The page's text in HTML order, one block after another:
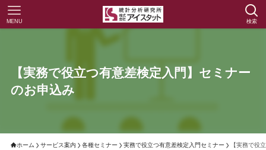
検索
MENU
【実務で役立つ有意差検定入門】セミナー
のお申込み
ホーム サービス案内 各種セミナー 実務で役立つ有意差検定入門セミナー 【実務で役